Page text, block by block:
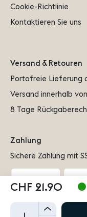
CHF 21.90
+
Cookie-Richtlinie
Kontaktieren Sie uns
Versand & Retouren
Portofreie Lieferung
Versand innerhalb
8 Tage
Zahlung
Sichere Zahlung mit